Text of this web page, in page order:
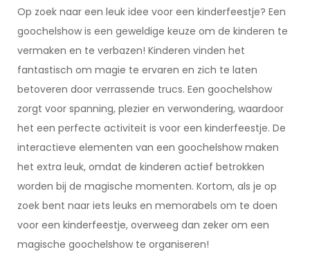
Op zoek naar een leuk idee voor een kinderfeestje? Een
goochelshow is een geweldige keuze om de kinderen te
vermaken en te verbazen! Kinderen vinden het
fantastisch om magie te ervaren en zich te laten
betoveren door verrassende trucs. Een goochelshow
zorgt voor spanning, plezier en verwondering, waardoor
het een perfecte activiteit is voor een kinderfeestje. De
interactieve elementen van een goochelshow maken
het extra leuk, omdat de kinderen actief betrokken
worden bij de magische momenten. Kortom, als je op
zoek bent naar iets leuks en memorabels om te doen
voor een kinderfeestje, overweeg dan zeker om een
magische goochelshow te organiseren!